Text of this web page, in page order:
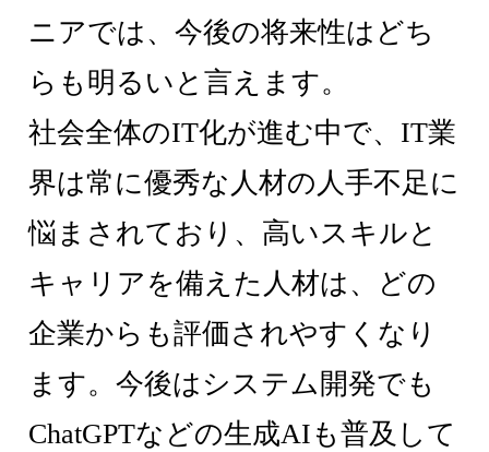
ニアでは、今後の将来性はどち
らも明るいと言えます。
社会全体のIT化が進む中で、IT業
界は常に優秀な人材の人手不足に
悩まされており、高いスキルと
キャリアを備えた人材は、どの
企業からも評価されやすくなり
ます。今後はシステム開発でも
ChatGPTなどの生成AIも普及して